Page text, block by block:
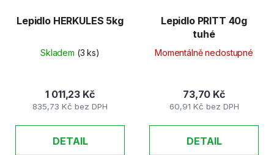
Lepidlo HERKULES 5kg
Skladem (3 ks)
835,73 Kč bez DPH
1 011,23 Kč
DETAIL
Lepidlo PRITT 40g
tuhé
Momentálně nedostupné
60,91 Kč bez DPH
73,70 Kč
DETAIL